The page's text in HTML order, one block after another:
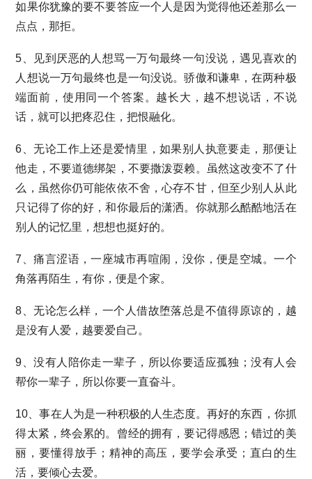
如果你犹豫的要不要答应一个人是因为觉得他还差那么一
点点，那拒。
5、见到厌恶的人想骂一万句最终一句没说，遇见喜欢的
人想说一万句最终也是一句没说。骄傲和谦卑，在两种极
端面前，使用同一个答案。越长大，越不想说话，不说
话，就可以把疼忍住，把恨融化。
6、无论工作上还是爱情里，如果别人执意要走，那便让
他走，不要道德绑架，不要撒泼耍赖。虽然这改变不了什
么，虽然你仍可能依依不舍，心存不甘，但至少别人从此
只记得了你的好，和你最后的潇洒。你就那么酷酷地活在
别人的记忆里，想想也挺好的。
7、痛言涩语，一座城市再喧闹，没你，便是空城。一个
角落再陌生，有你，便是个家。
8、无论怎么样，一个人借故堕落总是不值得原谅的，越
是没有人爱，越要爱自己。
9、没有人陪你走一辈子，所以你要适应孤独；没有人会
帮你一辈子，所以你要一直奋斗。
10、事在人为是一种积极的人生态度。再好的东西，你抓
得太紧，终会累的。曾经的拥有，要记得感恩；错过的美
丽，要懂得放手；精神的高压，要学会承受；直白的生
活，要倾心去爱。